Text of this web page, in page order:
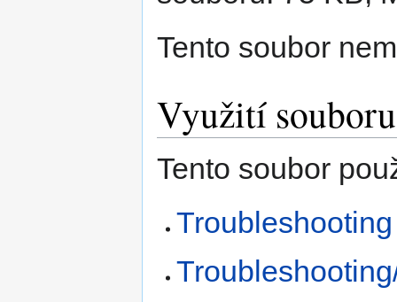
Tento soubor
Využití souboru
Tento soubor
Troubleshooting